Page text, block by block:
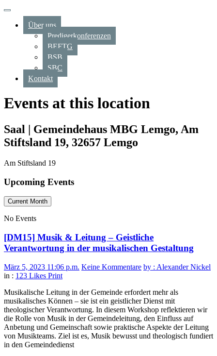
Über uns
Predigerkonferenzen
BEFTG
BSB
SBC
Kontakt
Events at this location
Saal | Gemeindehaus MBG Lemgo, Am
Stiftsland 19, 32657 Lemgo
Am Stiftsland 19
Upcoming Events
Current Month
No Events
[DM15] Musik & Leitung – Geistliche
Verantwortung in der musikalischen Gestaltung
März 5, 2023 11:06 p.m. Keine Kommentare by : Alexander Nickel
in : 123 Likes Print
Musikalische Leitung in der Gemeinde erfordert mehr als
musikalisches Können – sie ist ein geistlicher Dienst mit
theologischer Verantwortung. In diesem Workshop reflektieren wir
die Rolle von Musik in der Gemeindeleitung, den Einfluss auf
Anbetung und Gemeinschaft sowie praktische Aspekte der Leitung
von Musikteams. Ziel ist es, Musik bewusst und theologisch fundiert
in den Gemeindedienst